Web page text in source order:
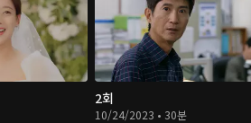
2회
10/24/2023 • 30분